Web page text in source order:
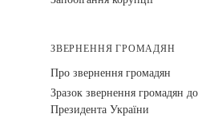
ЗВЕРНЕННЯ ГРОМАДЯН
Про звернення громадян
Зразок звернення громадян до
Президента України